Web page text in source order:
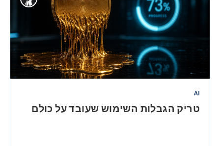
AI
טריק הגבלות השימוש שעובד על כולם